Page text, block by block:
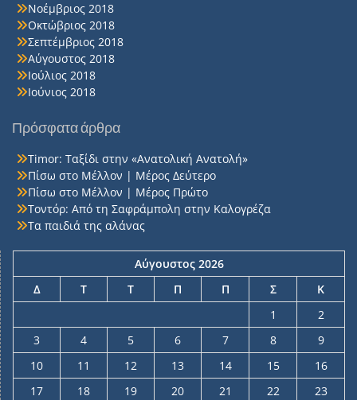
Νοέμβριος 2018
Οκτώβριος 2018
Σεπτέμβριος 2018
Αύγουστος 2018
Ιούλιος 2018
Ιούνιος 2018
Πρόσφατα άρθρα
Timor: Ταξίδι στην «Ανατολική Ανατολή»
Πίσω στο Μέλλον | Μέρος Δεύτερο
Πίσω στο Μέλλον | Μέρος Πρώτο
Τοντόρ: Από τη Σαφράμπολη στην Καλογρέζα
Τα παιδιά της αλάνας
Αύγουστος 2026
Δ
Τ Τ Π Π Σ
Κ
1
2
3
4 5 6 7 8
9
10
11 12 13 14 15
16
17
18 19 20 21 22
23